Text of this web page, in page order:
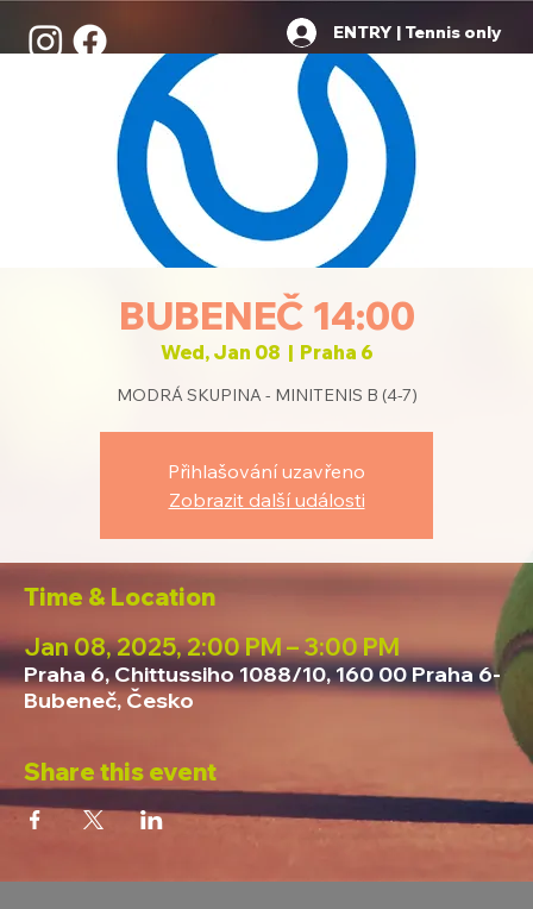
ENTRY | Tennis only
BUBENEČ 14:00
Wed, Jan 08
  |
Praha 6
MODRÁ SKUPINA - MINITENIS B (4-7)
Přihlašování uzavřeno
Zobrazit další události
Time & Location
Jan 08, 2025, 2:00 PM – 3:00 PM
Praha 6, Chittussiho 1088/10, 160 00 Praha 6-
Bubeneč, Česko
Share this event